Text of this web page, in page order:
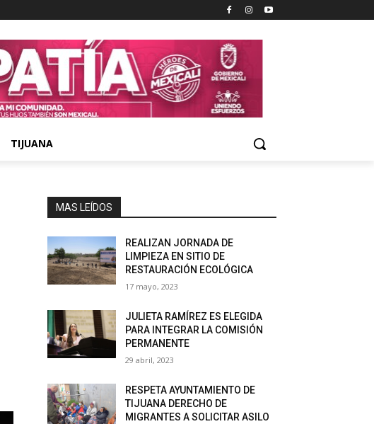
TIJUANA
MAS LEÍDOS
REALIZAN JORNADA DE
LIMPIEZA EN SITIO DE
RESTAURACIÓN ECOLÓGICA
17 mayo, 2023
JULIETA RAMÍREZ ES ELEGIDA
PARA INTEGRAR LA COMISIÓN
PERMANENTE
29 abril, 2023
RESPETA AYUNTAMIENTO DE
TIJUANA DERECHO DE
MIGRANTES A SOLICITAR ASILO